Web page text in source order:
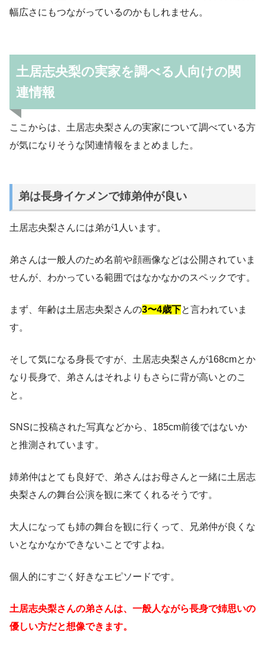
幅広さにもつながっているのかもしれません。
土居志央梨の実家を調べる人向けの関
連情報
ここからは、土居志央梨さんの実家について調べている方
が気になりそうな関連情報をまとめました。
弟は長身イケメンで姉弟仲が良い
土居志央梨さんには弟が1人います。
弟さんは一般人のため名前や顔画像などは公開されていま
せんが、わかっている範囲ではなかなかのスペックです。
まず、年齢は土居志央梨さんの3〜4歳下 と言われていま
す。
そして気になる身長ですが、土居志央梨さんが168cmとか
なり長身で、弟さんはそれよりもさらに背が高いとのこ
と。
SNSに投稿された写真などから、185cm前後ではないか
と推測されています。
姉弟仲はとても良好で、弟さんはお母さんと一緒に土居志
央梨さんの舞台公演を観に来てくれるそうです。
大人になっても姉の舞台を観に行くって、兄弟仲が良くな
いとなかなかできないことですよね。
個人的にすごく好きなエピソードです。
土居志央梨さんの弟さんは、一般人ながら長身で姉思いの
優しい方だと想像できます。